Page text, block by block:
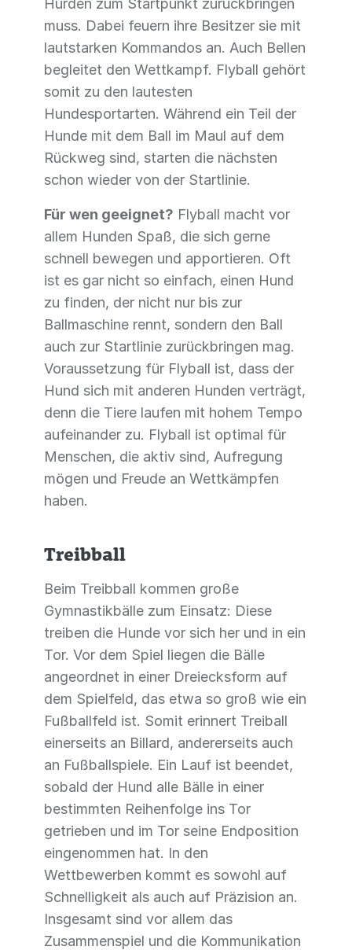
Hürden zum Startpunkt zurückbringen
muss. Dabei feuern ihre Besitzer sie mit
lautstarken Kommandos an. Auch Bellen
begleitet den Wettkampf. Flyball gehört
somit zu den lautesten
Hundesportarten. Während ein Teil der
Hunde mit dem Ball im Maul auf dem
Rückweg sind, starten die nächsten
schon wieder von der Startlinie.
Für wen geeignet? Flyball macht vor
allem Hunden Spaß, die sich gerne
schnell bewegen und apportieren. Oft
ist es gar nicht so einfach, einen Hund
zu finden, der nicht nur bis zur
Ballmaschine rennt, sondern den Ball
auch zur Startlinie zurückbringen mag.
Voraussetzung für Flyball ist, dass der
Hund sich mit anderen Hunden verträgt,
denn die Tiere laufen mit hohem Tempo
aufeinander zu. Flyball ist optimal für
Menschen, die aktiv sind, Aufregung
mögen und Freude an Wettkämpfen
haben.
Treibball
Beim Treibball kommen große
Gymnastikbälle zum Einsatz: Diese
treiben die Hunde vor sich her und in ein
Tor. Vor dem Spiel liegen die Bälle
angeordnet in einer Dreiecksform auf
dem Spielfeld, das etwa so groß wie ein
Fußballfeld ist. Somit erinnert Treiball
einerseits an Billard, andererseits auch
an Fußballspiele. Ein Lauf ist beendet,
sobald der Hund alle Bälle in einer
bestimmten Reihenfolge ins Tor
getrieben und im Tor seine Endposition
eingenommen hat. In den
Wettbewerben kommt es sowohl auf
Schnelligkeit als auch auf Präzision an.
Insgesamt sind vor allem das
Zusammenspiel und die Kommunikation